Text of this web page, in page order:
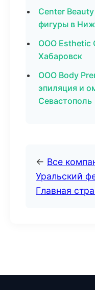
Center
фигуры в
ООО Esthetic
Хабаровск
ООО Body
эпиляция и
Севастополь
← Все
Уральский
Главная